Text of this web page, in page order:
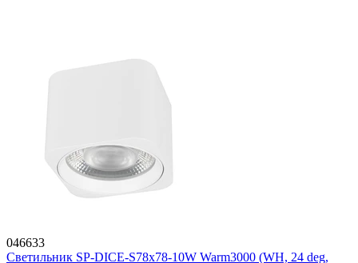
046633
Светильник SP-DICE-S78x78-10W Warm3000 (WH, 24 deg,